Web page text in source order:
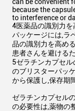
because the
to interference or
4医薬品の識別力
パッケージには,ラ
品の識別力を高め
患者さんを避ける
5ゼラチンカプセ
のブリスターパッ
から保護し,保存期
ゼラチンカプセル
の必要性は,薬物の